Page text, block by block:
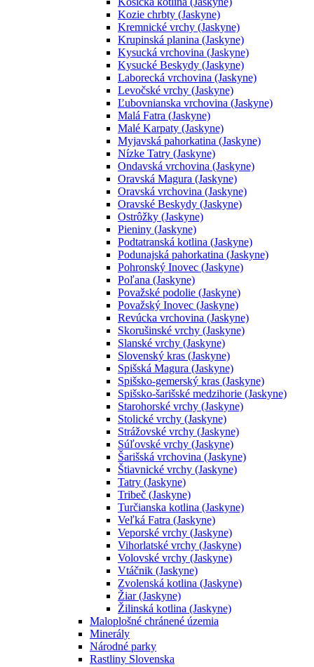
Kozie chrbty (Jaskyne)
Kremnické vrchy (Jaskyne)
Krupinská planina (Jaskyne)
Kysucká vrchovina (Jaskyne)
Kysucké Beskydy (Jaskyne)
Laborecká vrchovina (Jaskyne)
Levočské vrchy (Jaskyne)
Ľubovnianska vrchovina (Jaskyne)
Malá Fatra (Jaskyne)
Malé Karpaty (Jaskyne)
Myjavská pahorkatina (Jaskyne)
Nízke Tatry (Jaskyne)
Ondavská vrchovina (Jaskyne)
Oravská Magura (Jaskyne)
Oravská vrchovina (Jaskyne)
Oravské Beskydy (Jaskyne)
Ostrôžky (Jaskyne)
Pieniny (Jaskyne)
Podtatranská kotlina (Jaskyne)
Podunajská pahorkatina (Jaskyne)
Pohronský Inovec (Jaskyne)
Poľana (Jaskyne)
Považské podolie (Jaskyne)
Považský Inovec (Jaskyne)
Revúcka vrchovina (Jaskyne)
Skorušinské vrchy (Jaskyne)
Slanské vrchy (Jaskyne)
Slovenský kras (Jaskyne)
Spišská Magura (Jaskyne)
Spišsko-gemerský kras (Jaskyne)
Spišsko-šarišské medzihorie (Jaskyne)
Starohorské vrchy (Jaskyne)
Stolické vrchy (Jaskyne)
Strážovské vrchy (Jaskyne)
Súľovské vrchy (Jaskyne)
Šarišská vrchovina (Jaskyne)
Štiavnické vrchy (Jaskyne)
Tatry (Jaskyne)
Tribeč (Jaskyne)
Turčianska kotlina (Jaskyne)
Veľká Fatra (Jaskyne)
Veporské vrchy (Jaskyne)
Vihorlatské vrchy (Jaskyne)
Volovské vrchy (Jaskyne)
Vtáčnik (Jaskyne)
Zvolenská kotlina (Jaskyne)
Žiar (Jaskyne)
Žilinská kotlina (Jaskyne)
Maloplošné chránené územia
Minerály
Národné parky
Rastliny Slovenska